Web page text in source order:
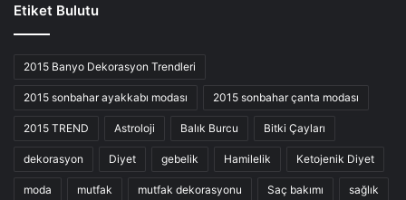
Etiket Bulutu
2015 Banyo Dekorasyon Trendleri
2015 sonbahar ayakkabı modası 2015 sonbahar çanta modası
2015 TREND Astroloji Balık Burcu Bitki Çayları
dekorasyon Diyet gebelik Hamilelik Ketojenik Diyet
moda mutfak mutfak dekorasyonu Saç bakımı sağlık